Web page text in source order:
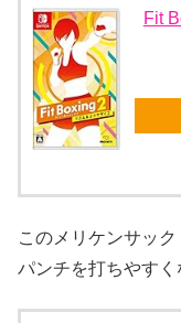
Fit
このメリケンサッ
パンチを打ちやすく